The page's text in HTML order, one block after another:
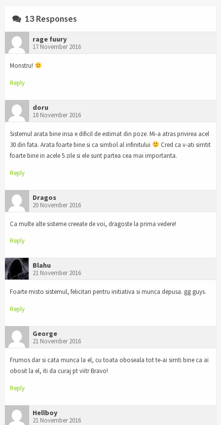
13 Responses
rage fuury
17 November 2016
Monstru!
Reply
doru
18 November 2016
Sistemul arata bine insa e dificil de estimat din poze. Mi-a atras privirea acel
30 din fata. Arata foarte bine si ca simbol al infinitului
Cred ca v-ati simtit
foarte bine in acele 5 zile si ele sunt partea cea mai importanta.
Reply
Dragos
20 November 2016
Ca multe alte sisteme creeate de voi, dragoste la prima vedere!
Reply
Blahu
21 November 2016
Foarte misto sistemul, felicitari pentru initiativa si munca depusa. gg guys.
Reply
George
21 November 2016
Frumos dar si cata munca la el, cu toata oboseala tot te-ai simti bine ca ai
obosit la el, iti da curaj pt viitr Bravo!
Reply
Hellboy
21 November 2016